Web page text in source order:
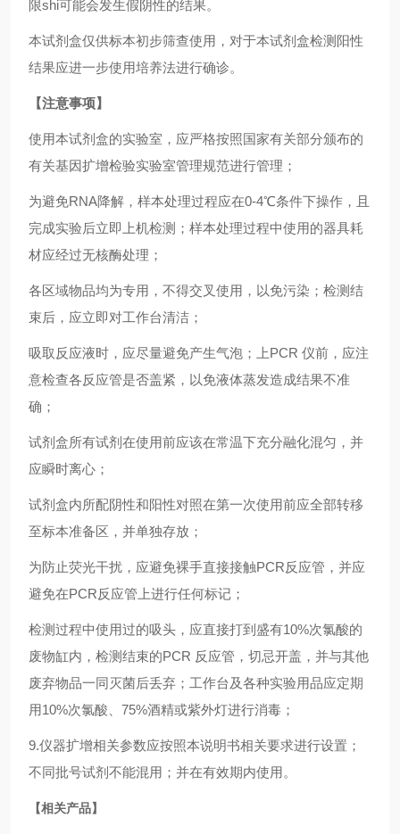
限shi可能会发生假阴性的结果。
本试剂盒仅供标本初步筛查使用，对于本试剂盒检测阳性
结果应进一步使用培养法进行确诊。
【注意事项】
使用本试剂盒的实验室，应严格按照国家有关部分颁布的
有关基因扩增检验实验室管理规范进行管理；
为避免RNA降解，样本处理过程应在0-4℃条件下操作，且
完成实验后立即上机检测；样本处理过程中使用的器具耗
材应经过无核酶处理；
各区域物品均为专用，不得交叉使用，以免污染；检测结
束后，应立即对工作台清洁；
吸取反应液时，应尽量避免产生气泡；上PCR 仪前，应注
意检查各反应管是否盖紧，以免液体蒸发造成结果不准
确；
试剂盒所有试剂在使用前应该在常温下充分融化混匀，并
应瞬时离心；
试剂盒内所配阴性和阳性对照在第一次使用前应全部转移
至标本准备区，并单独存放；
为防止荧光干扰，应避免裸手直接接触PCR反应管，并应
避免在PCR反应管上进行任何标记；
检测过程中使用过的吸头，应直接打到盛有10%次氯酸的
废物缸内，检测结束的PCR 反应管，切忌开盖，并与其他
废弃物品一同灭菌后丢弃；工作台及各种实验用品应定期
用10%次氯酸、75%酒精或紫外灯进行消毒；
9.仪器扩增相关参数应按照本说明书相关要求进行设置；
不同批号试剂不能混用；并在有效期内使用。
【相关产品】